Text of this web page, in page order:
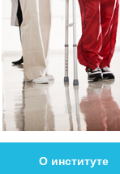
О институте